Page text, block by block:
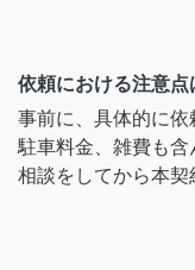
依頼における注意点
事前に、具体的に
駐車料金、雑費も含
相談をしてから本契